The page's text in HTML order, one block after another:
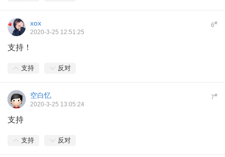
6#
xox
2020-3-25 12:51:25
支持！
支持 反对
7#
空白忆
2020-3-25 13:05:24
支持
支持 反对